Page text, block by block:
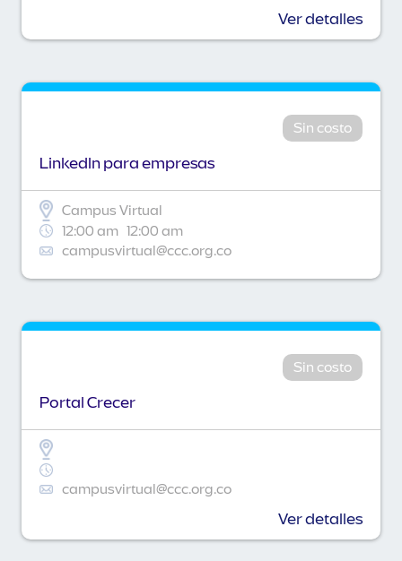
Ver detalles
Sin costo
Linkedln para empresas
Campus Virtual
12:00 am 12:00 am
campusvirtual@ccc.org.co
Sin costo
Portal Crecer
campusvirtual@ccc.org.co
Ver detalles